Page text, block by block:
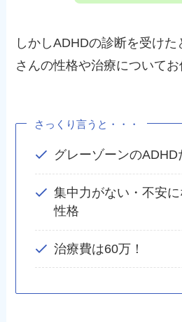
しかしADHDの診断を受け
さんの性格や治療についてお
さっくり言うと・・・
グレーゾーンのADHD
集中力がない・不安
性格
治療費は60万！